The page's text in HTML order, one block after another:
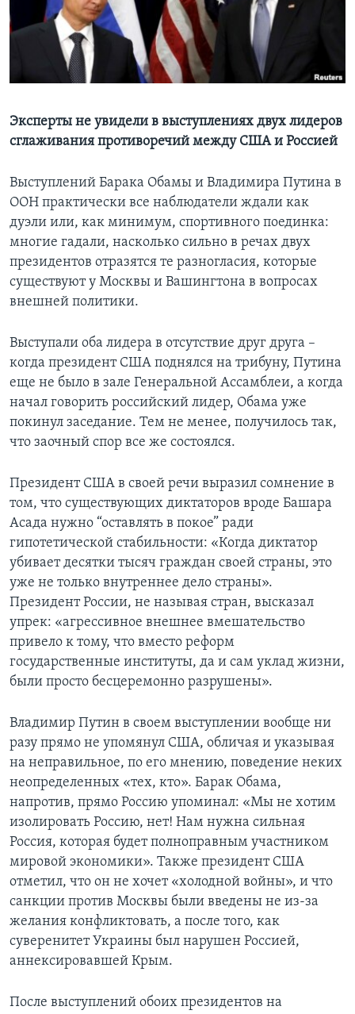
Learning English
СОЦИАЛЬНЫЕ СЕТИ
Языки
Эксперты не увидели в выступлениях двух лидеров
сглаживания противоречий между США и Россией
Выступлений Барака Обамы и Владимира Путина в
ООН практически все наблюдатели ждали как
дуэли или, как минимум, спортивного поединка:
многие гадали, насколько сильно в речах двух
президентов отразятся те разногласия, которые
существуют у Москвы и Вашингтона в вопросах
внешней политики.
Выступали оба лидера в отсутствие друг друга –
когда президент США поднялся на трибуну, Путина
еще не было в зале Генеральной Ассамблеи, а когда
начал говорить российский лидер, Обама уже
покинул заседание. Тем не менее, получилось так,
что заочный спор все же состоялся.
Президент США в своей речи выразил сомнение в
том, что существующих диктаторов вроде Башара
Асада нужно “оставлять в покое” ради
гипотетической стабильности: «Когда диктатор
убивает десятки тысяч граждан своей страны, это
уже не только внутреннее дело страны».
Президент России, не называя стран, высказал
упрек: «агрессивное внешнее вмешательство
привело к тому, что вместо реформ
государственные институты, да и сам уклад жизни,
были просто бесцеремонно разрушены».
Владимир Путин в своем выступлении вообще ни
разу прямо не упомянул США, обличая и указывая
на неправильное, по его мнению, поведение неких
неопределенных «тех, кто». Барак Обама,
напротив, прямо Россию упоминал: «Мы не хотим
изолировать Россию, нет! Нам нужна сильная
Россия, которая будет полноправным участником
мировой экономики». Также президент США
отметил, что он не хочет «холодной войны», и что
санкции против Москвы были введены не из-за
желания конфликтовать, а после того, как
суверенитет Украины был нарушен Россией,
аннексировавшей Крым.
После выступлений обоих президентов на